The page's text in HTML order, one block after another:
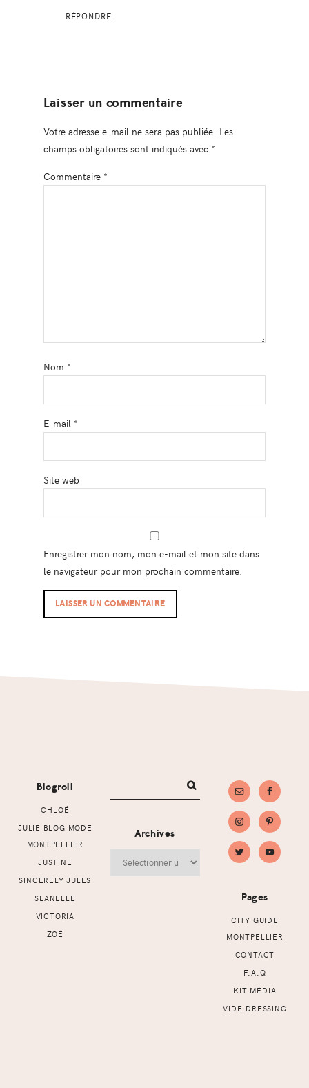
RÉPONDRE
Laisser un commentaire
Votre adresse e-mail ne sera pas publiée. Les
champs obligatoires sont indiqués avec *
Commentaire *
Nom *
E-mail *
Site web
Enregistrer mon nom, mon e-mail et mon site dans
le navigateur pour mon prochain commentaire.
Blogroll
CHLOÉ
JULIE BLOG MODE
MONTPELLIER
JUSTINE
SINCERELY JULES
SLANELLE
VICTORIA
ZOÉ
Archives
Pages
CITY GUIDE
MONTPELLIER
CONTACT
F.A.Q
KIT MÉDIA
VIDE-DRESSING